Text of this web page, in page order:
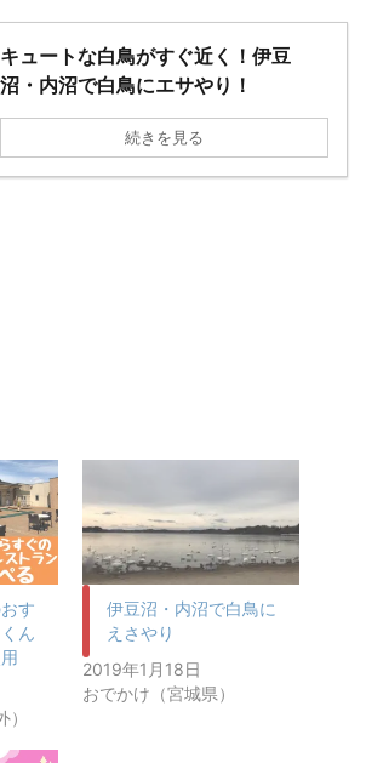
キュートな白鳥がすぐ近く！伊豆
沼・内沼で白鳥にエサやり！
続きを見る
す
ん
伊豆沼・内沼で白鳥に
えさやり
2019年1月18日
おでかけ（宮城県）